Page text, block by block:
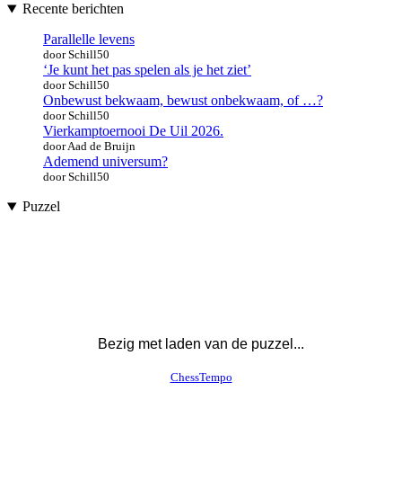
Recente berichten
Parallelle levens
door Schill50
‘Je kunt het pas spelen als je het ziet’
door Schill50
Onbewust bekwaam, bewust onbekwaam, of …?
door Schill50
Vierkamptoernooi De Uil 2026.
door Aad de Bruijn
Ademend universum?
door Schill50
Puzzel